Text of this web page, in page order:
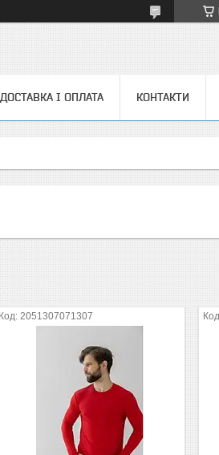
ДОСТАВКА І ОПЛАТА КОНТАКТИ
2051307071307